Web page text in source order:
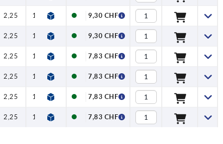
2,25 13,25 9,30 CHF
2,25 13,25 9,30 CHF
2,25 13,25 7,83 CHF
2,25 13,25 7,83 CHF
2,25 13,25 7,83 CHF
2,25 13,25 7,83 CHF